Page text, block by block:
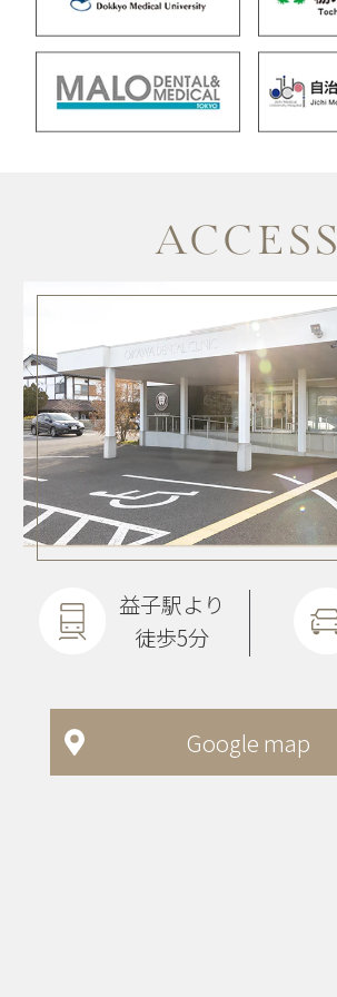
Google map
ACCESS
益子駅より
徒歩5分